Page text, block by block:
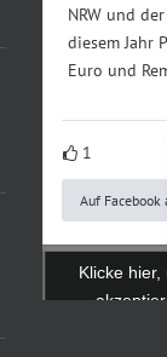
NRW und
diesem Jahr
Euro und
1
Auf Facebook
Klicke